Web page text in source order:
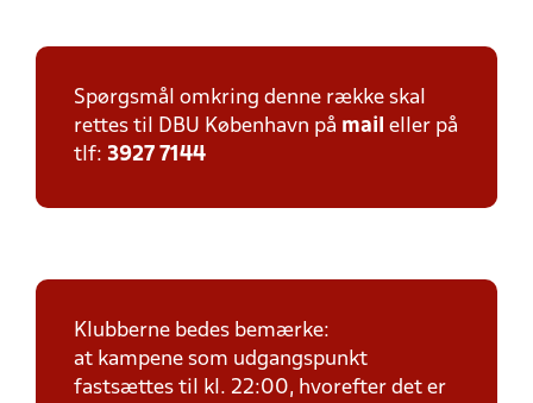
Spørgsmål omkring denne række skal
rettes til DBU København på mail eller på
tlf: 3927 7144
Klubberne bedes bemærke:
at kampene som udgangspunkt
fastsættes til kl. 22:00, hvorefter det er